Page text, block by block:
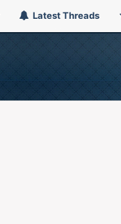
Latest Threads